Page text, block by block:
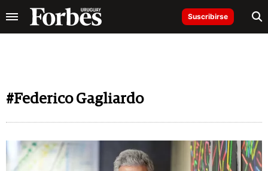
Suscribirse
#Federico Gagliardo